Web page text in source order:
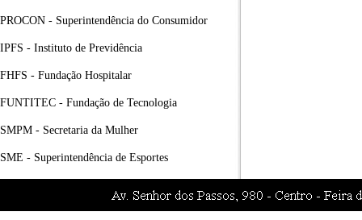
PROCON - Superintendência do Consumidor
IPFS - Instituto de Previdência
FHFS - Fundação Hospitalar
FUNTITEC - Fundação de Tecnologia
SMPM - Secretaria da Mulher
SME - Superintendência de Esportes